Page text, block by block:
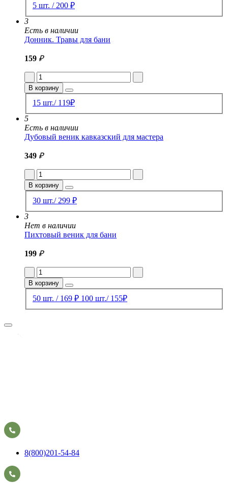
5 шт. / 200 ₽
3
Есть в наличии
Донник. Травы для бани
159 ₽
В корзину
15 шт./ 119₽
5
Есть в наличии
Дубовый веник кавказский для мастера
349 ₽
В корзину
30 шт./ 299 ₽
3
Нет в наличии
Пихтовый веник для бани
199 ₽
В корзину
50 шт. / 169 ₽ 100 шт./ 155₽
8(800)201-54-84